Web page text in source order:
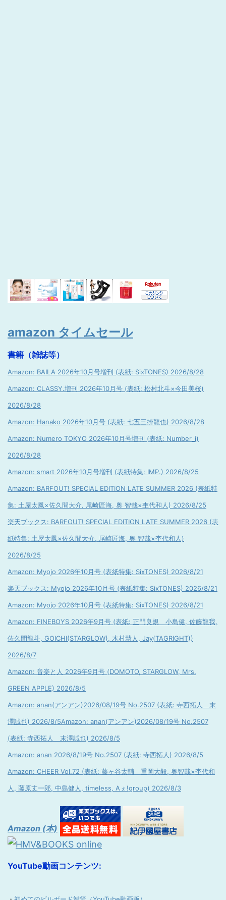
amazon タイムセール
書籍（雑誌等）
Amazon: BAILA 2026年10月号増刊 (表紙: SixTONES) 2026/8/28
Amazon: CLASSY.増刊 2026年10月号 (表紙: 松村北斗×今田美桜)
2026/8/28
Amazon: Hanako 2026年10月号 (表紙: 七五三掛龍也) 2026/8/28
Amazon: Numero TOKYO 2026年10月号増刊 (表紙: Number_i)
2026/8/28
Amazon: smart 2026年10月号増刊 (表紙特集: IMP.) 2026/8/25
Amazon: BARFOUT! SPECIAL EDITION LATE SUMMER 2026 (表紙特
集: 土屋太鳳×佐久間大介, 尾崎匠海, 奥 智哉×杢代和人) 2026/8/25
楽天ブックス: BARFOUT! SPECIAL EDITION LATE SUMMER 2026 (表
紙特集: 土屋太鳳×佐久間大介, 尾崎匠海, 奥 智哉×杢代和人)
2026/8/25
Amazon: Myojo 2026年10月号 (表紙特集: SixTONES) 2026/8/21
楽天ブックス: Myojo 2026年10月号 (表紙特集: SixTONES) 2026/8/21
Amazon: Myojo 2026年10月号 (表紙特集: SixTONES) 2026/8/21
Amazon: FINEBOYS 2026年9月号 (表紙: 正門良規 小島健, 佐藤龍我,
佐久間龍斗, GOICHI(STARGLOW), 木村慧人, Jay(TAGRIGHT))
2026/8/7
Amazon: 音楽と人 2026年9月号 (DOMOTO, STARGLOW, Mrs.
GREEN APPLE) 2026/8/5
Amazon: anan(アンアン)2026/08/19号 No.2507 (表紙: 寺西拓人 末
澤誠也) 2026/8/5Amazon: anan(アンアン)2026/08/19号 No.2507
(表紙: 寺西拓人 末澤誠也) 2026/8/5
Amazon: anan 2026/8/19号 No.2507 (表紙: 寺西拓人) 2026/8/5
Amazon: CHEER Vol.72 (表紙: 藤ヶ谷太輔 重岡大毅, 奥智哉×杢代和
人, 藤原丈一郎, 中島健人, timeless, Aぇ!group) 2026/8/3
Amazon (本)
YouTube動画コンテンツ: